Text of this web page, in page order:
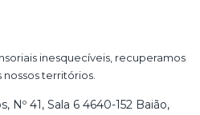
inesquecíveis, recuperamos
territórios.
Nº 41, Sala 6 4640-152 Baião,